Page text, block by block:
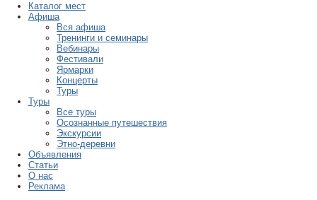
Каталог мест
Афиша
Вся афиша
Тренинги и семинары
Вебинары
Фестивали
Ярмарки
Концерты
Туры
Туры
Все туры
Осознанные путешествия
Экскурсии
Этно-деревни
Объявления
Статьи
О нас
Реклама